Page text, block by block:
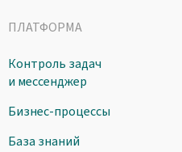
ПЛАТФОРМА
Контроль задач
и мессенджер
Бизнес-процессы
База знаний